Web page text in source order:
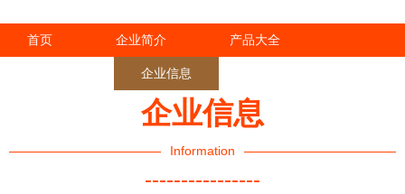
首页 企业简介 产品大全
企业信息
企业信息
Information
----------------